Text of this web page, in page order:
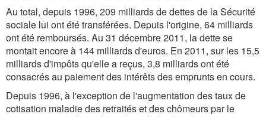
Au total, depuis 1996, 209 milliards de dettes de la Sécurité
sociale lui ont été transférées. Depuis l'origine, 64 milliards
ont été remboursés. Au 31 décembre 2011, la dette se
montait encore à 144 milliards d'euros. En 2011, sur les 15,5
milliards d'impôts qu'elle a reçus, 3,8 milliards ont été
consacrés au paiement des intérêts des emprunts en cours.
Depuis 1996, à l'exception de l'augmentation des taux de
cotisation maladie des retraités et des chômeurs par le